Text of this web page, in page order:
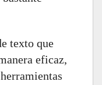
texto que
eficaz,